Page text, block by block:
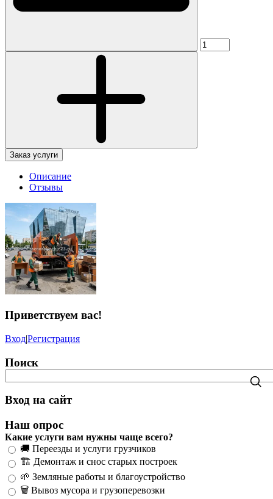
Заказ услуги
Описание
Отзывы
Приветствуем вас!
Вход|Регистрация
Поиск
Вход на сайт
Наш опрос
Какие услуги вам нужны чаще всего?
🚚 Переезды и услуги грузчиков
🏗️ Демонтаж и снос старых построек
🌱 Земляные работы и благоустройство
🗑️ Вывоз мусора и грузоперевозки